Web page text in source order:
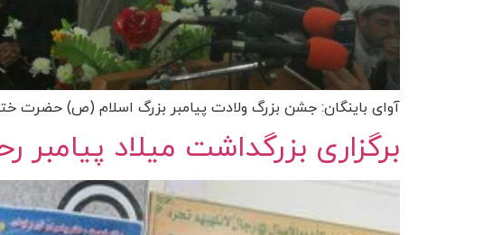
آوای باینگان: جشن بزرگ ولادت پیامبر بزرگ اسلام (ص) حضرت
برگزاری بزرگداشت میلاد